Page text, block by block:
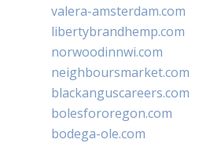
valera-amsterdam.com
libertybrandhemp.com
norwoodinnwi.com
neighboursmarket.com
blackanguscareers.com
bolesfororegon.com
bodega-ole.com